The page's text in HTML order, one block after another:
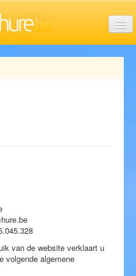
van de website verklaart u
volgende algemene